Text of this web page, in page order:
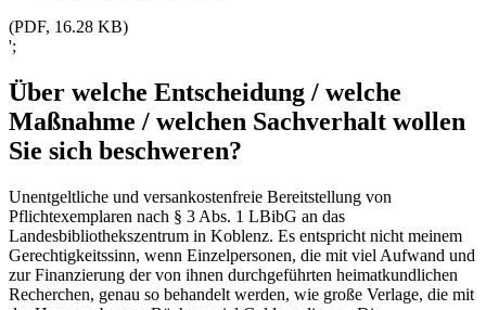
(PDF, 16.28 KB)
';
Über welche Entscheidung / welche
Maßnahme / welchen Sachverhalt wollen
Sie sich beschweren?
Unentgeltliche und versankostenfreie Bereitstellung von
Pflichtexemplaren nach § 3 Abs. 1 LBibG an das
Landesbibliothekszentrum in Koblenz. Es entspricht nicht meinem
Gerechtigkeitssinn, wenn Einzelpersonen, die mit viel Aufwand und
zur Finanzierung der von ihnen durchgeführten heimatkundlichen
Recherchen, genau so behandelt werden, wie große Verlage, die mit